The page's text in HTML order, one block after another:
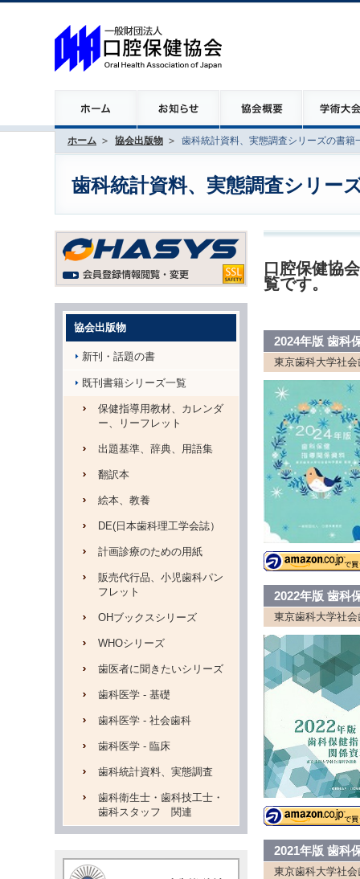
ホーム 協会出版物 歯科統計資料、実態調査シリーズの書籍
歯科統計資料、実態調査シリー
口腔保健協
覧です。
2024年版 歯科
東京歯科大学社
2022年版 歯科
東京歯科大学社
2021年版 歯科
東京歯科大学社
協会出版物
新刊・話題の書
既刊書籍シリーズ一覧
保健指導用教材、カレンダ
ー、リーフレット
出題基準、辞典、用語集
翻訳本
絵本、教養
DE(日本歯科理工学会誌）
計画診療のための用紙
販売代行品、小児歯科パン
フレット
OHブックスシリーズ
WHOシリーズ
歯医者に聞きたいシリーズ
歯科医学 - 基礎
歯科医学 - 社会歯科
歯科医学 - 臨床
歯科統計資料、実態調査
歯科衛生士・歯科技工士・
歯科スタッフ 関連